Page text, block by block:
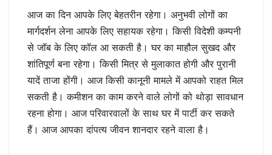
आज का दिन आपके लिए बेहतरीन रहेगा। अनुभवी लोगों का
मार्गदर्शन लेना आपके लिए सहायक रहेगा। किसी विदेशी कम्पनी
से जॉब के लिए कॉल आ सकती है। घर का माहौल सुखद और
शांतिपूर्ण बना रहेगा। किसी मित्र से मुलाकात होगी और पुरानी
यादें ताजा होंगी। आज किसी कानूनी मामले में आपको राहत मिल
सकती है। कमीशन का काम करने वाले लोगों को थोड़ा सावधान
रहना होगा। आज परिवारवालों के साथ घर में पार्टी कर सकते
हैं। आज आपका दांपत्य जीवन शानदार रहने वाला है।